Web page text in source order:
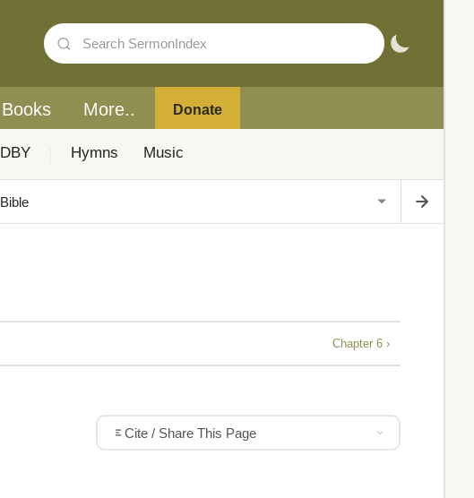
Books More.. Donate
DBY Hymns Music
Chapter 6 ›
Cite / Share This Page